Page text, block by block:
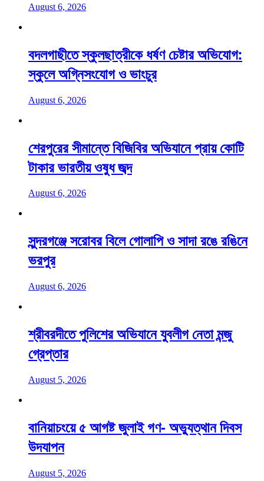
August 6, 2026
বদলগাছীতে স্কুলছাত্রীকে ধর্ষণ চেষ্টার অভিযোগ:
স্কুলে অগ্নিসংযোগ ও ভাংচুর
August 6, 2026
শেরপুরের সীমান্তে বিজিবির অভিযানে প্রায় কোটি
টাকার ভারতীয় ওষুধ জব্দ
August 6, 2026
সুন্দরগঞ্জে সরোবর বিলে গোলাপি ও সাদা রঙে রঙিনে
ভরপুর
August 6, 2026
শ্রীবরদীতে পুলিশের অভিযানে যুবলীগ নেতা মন্জু
গ্রেপ্তার
August 5, 2026
বানিয়াচংয়ে ৫ আগষ্ট জুলাই গণ- অভ্যুত্থান দিবস
উদযাপন
August 5, 2026